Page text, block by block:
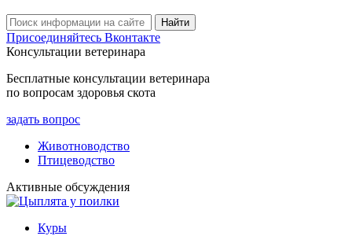
Присоединяйтесь Вконтакте
Консультации ветеринара
Бесплатные консультации ветеринара
по вопросам здоровья скота
задать вопрос
Животноводство
Птицеводство
Активные обсуждения
Куры